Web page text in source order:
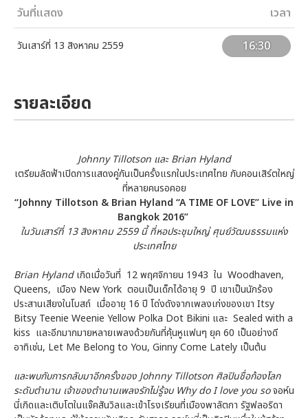
วันที่แสดง
เวลา
วันเสาร์ที่ 13 สิงหาคม 2559 16:30
รายละเอียด
Johnny Tillotson และBrian Hyland
เตรียมลัดฟ้าเปิดการแสดงคู่กันเป็นครั้งแรกในประเทศไทย กับคอนเสิร์ตใหญ่
ที่หลายคนรอคอย
“Johnny Tillotson & Brian Hyland “A TIME OF LOVE” Live in
Bangkok 2016”
ในวันเสาร์ที่ 13 สิงหาคม 2559 นี้ ที่หอประชุมใหญ่ ศุนย์วัฒนธรรมแห่ง
ประเทศไทย
Brian Hylandเกิดเมื่อวันที่ 12 พฤศจิกายน 1943 ใน Woodhaven,
Queens, เมือง New York ตอนเป็นเด็กได้อายุ 9 ปี เขาเป็นนักร้อง
ประสานเสียงในโบสถ์ เมื่ออายุ 16 ปี โด่งดังจากเพลงเก่งของเขา Itsy
Bitsy Teenie Weenie Yellow Polka Dot Bikini และ Sealed with a
kiss และอีกมากมายหลายเพลงด้วยกันที่คุ้นหูแฟนๆ ยุค 60 เป็นอย่างดี
อาทิเช่น, Let Me Belong to You, Ginny Come Lately เป็นต้น
และพบกับการกลับมาอีกครั้งของ Johnny Tillotson ศิลปินชื่อก้องโลก
ระดับตำนาน เจ้าของตำนานเพลงรักไม่รู้จบ Why do I love you soจอห์น
นี่เกิดและเติบโตในแจ๊คสันวิลและเข้าโรงเรียนที่เมืองพาลัตกา รัฐฟลอริดา